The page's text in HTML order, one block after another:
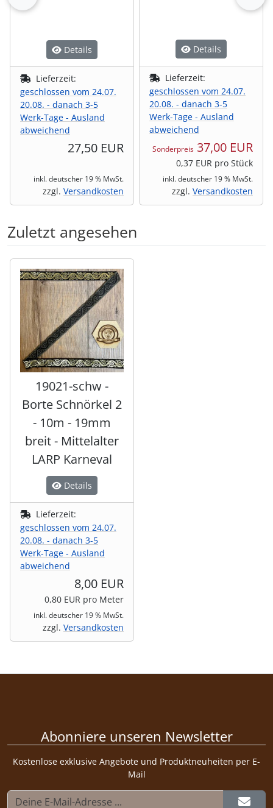
Details
Lieferzeit:
geschlossen vom 24.07.
20.08. - danach 3-5
Werk-Tage - Ausland
abweichend
27,50 EUR
inkl. deutscher 19 % MwSt.
zzgl. Versandkosten
Details
Lieferzeit:
geschlossen vom 24.07.
20.08. - danach 3-5
Werk-Tage - Ausland
abweichend
Sonderpreis 37,00 EUR
0,37 EUR pro Stück
inkl. deutscher 19 % MwSt.
zzgl. Versandkosten
Zuletzt angesehen
Es folgt ein Produktslider - navigieren Sie mit der Tab-
19021-schw -
Borte Schnörkel 2
- 10m - 19mm
breit - Mittelalter
LARP Karneval
Details
Lieferzeit:
geschlossen vom 24.07.
20.08. - danach 3-5
Werk-Tage - Ausland
abweichend
8,00 EUR
0,80 EUR pro Meter
inkl. deutscher 19 % MwSt.
zzgl. Versandkosten
Abonniere unseren Newsletter
Kostenlose exklusive Angebote und Produktneuheiten per E-
Mail